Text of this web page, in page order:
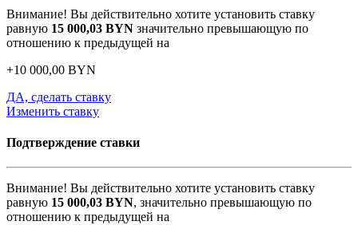
Внимание! Вы действительно хотите установить ставку
равную 15 000,03 BYN значительно превышающую по
отношению к предыдущей на
+10 000,00 BYN
ДА, сделать ставку
Изменить ставку
Подтверждение ставки
Внимание! Вы действительно хотите установить ставку
равную 15 000,03 BYN, значительно превышающую по
отношению к предыдущей на